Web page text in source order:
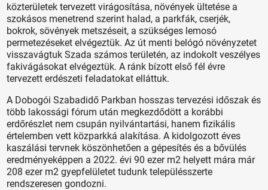
közterületek tervezett virágosítása, növények ültetése a
szokásos menetrend szerint halad, a parkfák, cserjék,
bokrok, sövények metszéseit, a szükséges lemosó
permetezéseket elvégeztük. Az út menti belógó növényzetet
visszavágtuk Szada számos területén, az indokolt veszélyes
fakivágásokat elvégeztük. A ránk bízott első fél évre
tervezett erdészeti feladatokat elláttuk.
A Dobogói Szabadidő Parkban hosszas tervezési időszak és
több lakossági fórum után megkezdődött a korábbi
erdőrészlet nem csupán nyilvántartási, hanem fizikális
értelemben vett közparkká alakítása. A kidolgozott éves
kaszálási tervnek köszönhetően a gépesítés és a bővülés
eredményeképpen a 2022. évi 90 ezer m2 helyett mára már
208 ezer m2 gyepfelületet tudunk településszerte
rendszeresen gondozni.